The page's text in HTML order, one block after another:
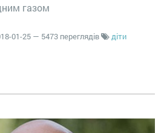
газом
01-25 — 5473 переглядів
діти